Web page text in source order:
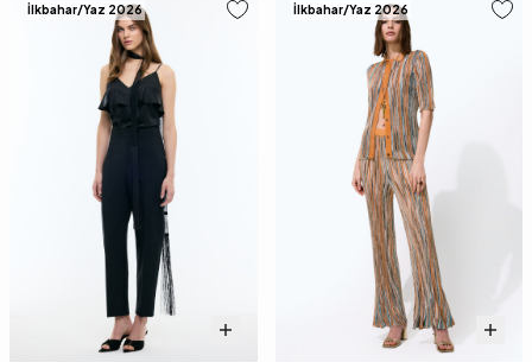
İlkbahar/Yaz 2026 İlkbahar/Yaz 2026